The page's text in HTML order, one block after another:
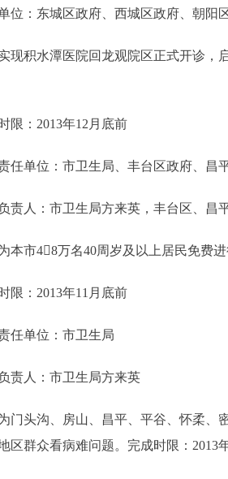
：东城区政府、西城区政府、朝阳
积水潭医院回龙观院区正式开诊，
：2013年12月底前
单位：市卫生局、丰台区政府、昌
人：市卫生局方来英，丰台区、昌
市48万名40周岁及以上居民免费进
：2013年11月底前
单位：市卫生局
人：市卫生局方来英
头沟、房山、昌平、平谷、怀柔、密
区群众看病难问题。完成时限：2013